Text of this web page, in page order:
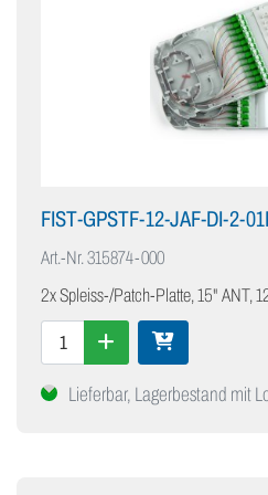
FIST-GPSTF-12-JAF-DI-2-
Art.-Nr.315874-000
2x Spleiss-/Patch-Platte, 15" ANT,
Lieferbar, Lagerbestand mit